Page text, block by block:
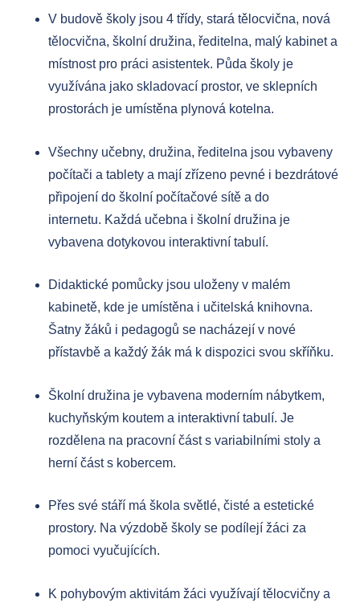
V budově školy jsou 4 třídy, stará tělocvična, nová
tělocvična, školní družina, ředitelna, malý kabinet a
místnost pro práci asistentek. Půda školy je
využívána jako skladovací prostor, ve sklepních
prostorách je umístěna plynová kotelna.
Všechny učebny, družina, ředitelna jsou vybaveny
počítači a tablety a mají zřízeno pevné i bezdrátové
připojení do školní počítačové sítě a do
internetu. Každá učebna i školní družina je
vybavena dotykovou interaktivní tabulí.
Didaktické pomůcky jsou uloženy v malém
kabinetě, kde je umístěna i učitelská knihovna.
Šatny žáků i pedagogů se nacházejí v nové
přístavbě a každý žák má k dispozici svou skříňku.
Školní družina je vybavena moderním nábytkem,
kuchyňským koutem a interaktivní tabulí. Je
rozdělena na pracovní část s variabilními stoly a
herní část s kobercem.
Přes své stáří má škola světlé, čisté a estetické
prostory. Na výzdobě školy se podílejí žáci za
pomoci vyučujících.
K pohybovým aktivitám žáci využívají tělocvičny a